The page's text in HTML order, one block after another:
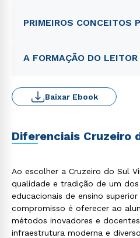
PRIMEIROS CONCEITOS
A FORMAÇÃO DO
Baixar Ebook
Diferenciais Cruzeiro
Ao escolher a Cruzeiro do Sul
qualidade e tradição de um
educacionais de ensino
compromisso é oferecer ao
métodos inovadores e
infraestrutura moderna e
Rápido e fácil
WhatsApp